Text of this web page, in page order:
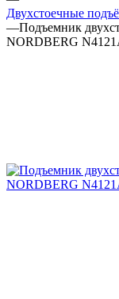
Двухстоечные
—Подъемник
NORDBERG